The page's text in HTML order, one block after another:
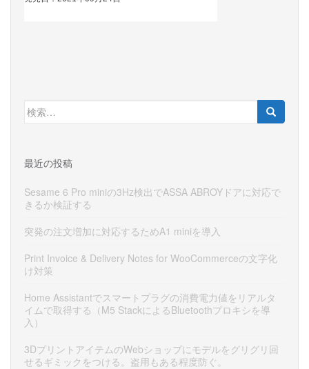
検
索:
最近の投稿
Sesame 6 Pro miniの3Hz検出でASSA ABROYドアに対応で
きるか検証する
突発の注文増加に対応するためA1 miniを導入
Print Invoice & Delivery Notes for WooCommerceの文字化
け対策
Home Assistantでスマートプラグの消費電力値をリアルタ
イムで取得する（M5 StackによるBluetoothプロキシを導
入）
3DプリントアイテムのWebショップにモデルをグリグリ回
せるギミックをつける。盗用もある程度防ぐ。